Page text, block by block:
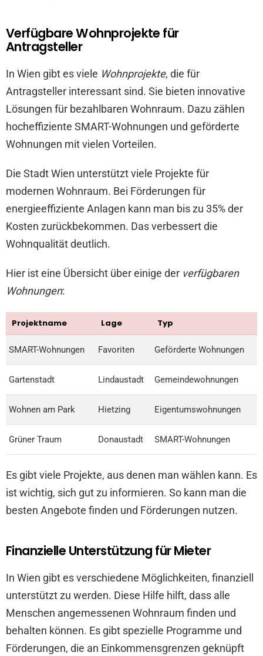
Verfügbare Wohnprojekte für
Antragsteller
In Wien gibt es viele Wohnprojekte, die für
Antragsteller interessant sind. Sie bieten innovative
Lösungen für bezahlbaren Wohnraum. Dazu zählen
hocheffiziente SMART-Wohnungen und geförderte
Wohnungen mit vielen Vorteilen.
Die Stadt Wien unterstützt viele Projekte für
modernen Wohnraum. Bei Förderungen für
energieeffiziente Anlagen kann man bis zu 35% der
Kosten zurückbekommen. Das verbessert die
Wohnqualität deutlich.
Hier ist eine Übersicht über einige der verfügbaren
Wohnungen:
Projektname Lage Typ
SMART-Wohnungen Favoriten Geförderte Wohnungen
Gartenstadt Lindaustadt Gemeindewohnungen
Wohnen am Park Hietzing Eigentumswohnungen
Grüner Traum Donaustadt SMART-Wohnungen
Es gibt viele Projekte, aus denen man wählen kann. Es
ist wichtig, sich gut zu informieren. So kann man die
besten Angebote finden und Förderungen nutzen.
Finanzielle Unterstützung für Mieter
In Wien gibt es verschiedene Möglichkeiten, finanziell
unterstützt zu werden. Diese Hilfe hilft, dass alle
Menschen angemessenen Wohnraum finden und
behalten können. Es gibt spezielle Programme und
Förderungen, die an Einkommensgrenzen geknüpft